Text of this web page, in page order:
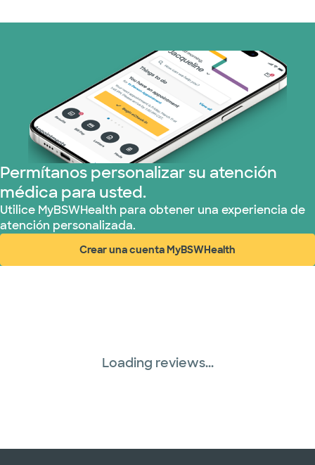
Permítanos personalizar su atención
médica para usted.
Utilice MyBSWHealth para obtener una experiencia de
atención personalizada.
Crear una cuenta MyBSWHealth
(abre en ventana nueva)
Loading reviews...